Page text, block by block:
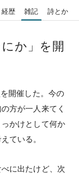
経歴 雑記 詩とか
か」を開
を開催した。今の
方が一人来てく
かけとして何か
ている。
に出たけど、次